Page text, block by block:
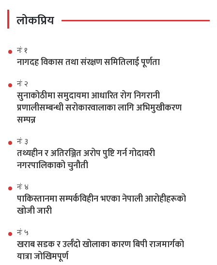
लोकप्रिय
नंः १
नागदह विकास तथा संरक्षण समितिलाई पूर्णता
नंः २
सुनाकोठीमा समुदायमा आधारित रोग निगरानी
प्रणालीसम्बन्धी सरोकारवालाका लागि अभिमुखीकरण
सम्पन्न
नंः ३
तथ्यहीन र अतिरञ्जित अरोप पुष्टि गर्न गोदावरी
नगरपालिकाको चुनौती
नंः ४
पाकिस्तानमा सम्पर्कविहीन भएका नेपाली आरोहीहरूको
खोजी जारी
नंः ५
खराब सडक र उर्लँदो खोलाका कारण बिपी राजमार्गको
यात्रा जोखिमपूर्ण